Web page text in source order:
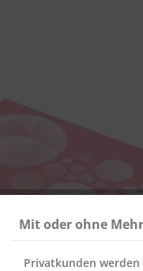
Mit oder ohne
Privatkunden